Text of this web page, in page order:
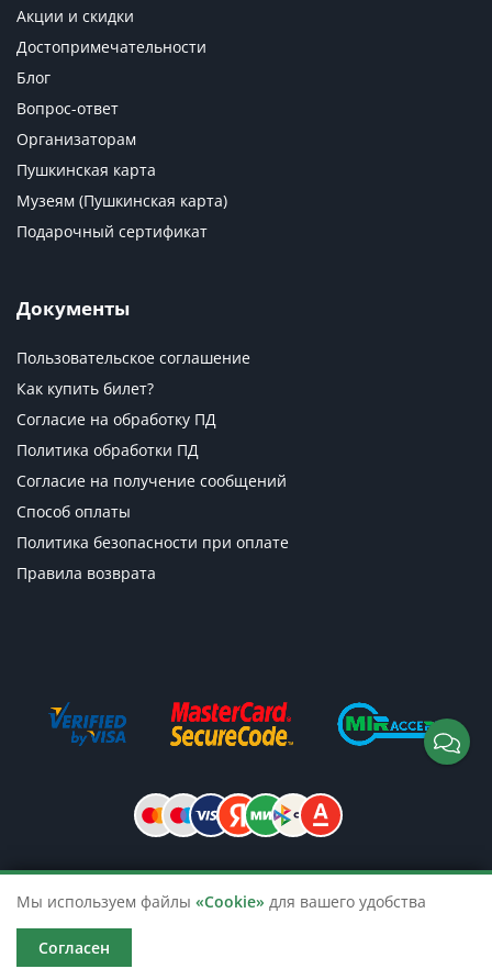
Акции и скидки
Достопримечательности
Блог
Вопрос-ответ
Организаторам
Пушкинская карта
Музеям (Пушкинская карта)
Подарочный сертификат
Документы
Пользовательское соглашение
Как купить билет?
Согласие на обработку ПД
Политика обработки ПД
Согласие на получение сообщений
Способ оплаты
Политика безопасности при оплате
Правила возврата
© 2026 TicketsTour. Продажа водных
и автобусных экскурсий по России
Мы используем файлы «Cookie» для вашего удобства
Согласен